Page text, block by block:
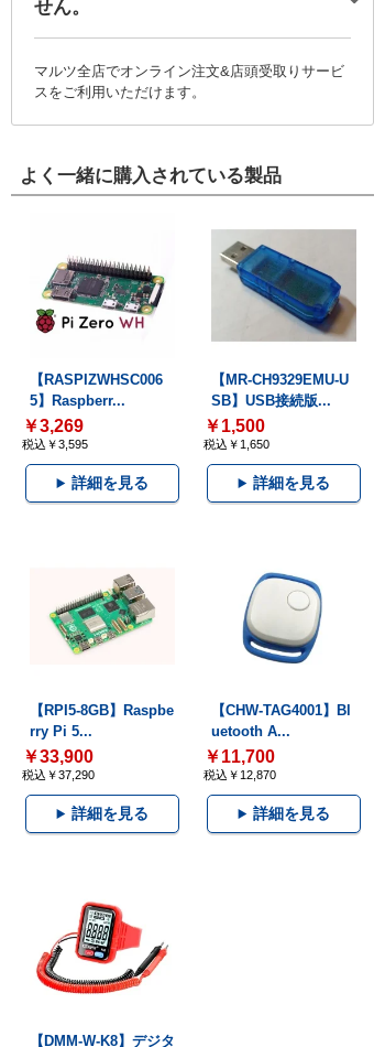
せん。
マルツ全店でオンライン注文&店頭受取りサービ
スをご利用いただけます。
よく一緒に購入されている製品
【RASPIZWHSC006
5】Raspberr...
￥3,269
税込￥3,595
詳細を見る
【MR-CH9329EMU-U
SB】USB接続版...
￥1,500
税込￥1,650
詳細を見る
【RPI5-8GB】Raspbe
rry Pi 5...
￥33,900
税込￥37,290
詳細を見る
【CHW-TAG4001】Bl
uetooth A...
￥11,700
税込￥12,870
詳細を見る
【DMM-W-K8】デジタ